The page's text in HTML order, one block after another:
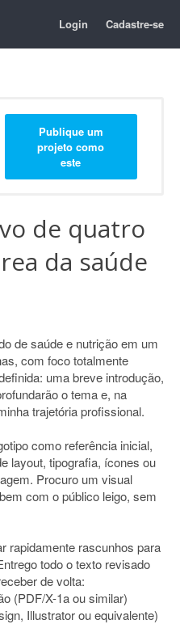
Login Cadastre-se
Publique um
projeto como
este
de quatro
da saúde
de saúde e nutrição em um
com foco totalmente
uma breve introdução,
o tema e, na
trajetória profissional.
como referência inicial,
layout, tipografia, ícones ou
Procuro um visual
com o público leigo, sem
rapidamente rascunhos para
todo o texto revisado
de volta:
(PDF/X-1a ou similar)
Illustrator ou equivalente)